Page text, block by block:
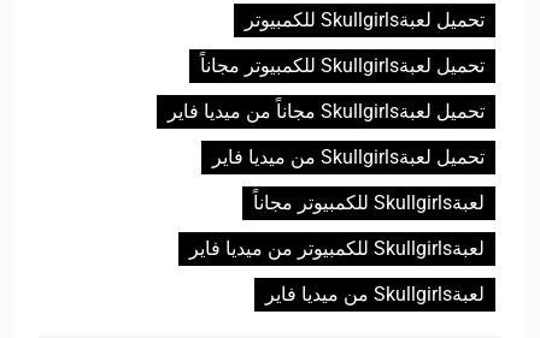
تحميل لعبةSkullgirls للكمبيوتر
تحميل لعبةSkullgirls للكمبيوتر مجاناً
تحميل لعبةSkullgirls مجاناً من ميديا فاير
تحميل لعبةSkullgirls من ميديا فاير
لعبةSkullgirls للكمبيوتر مجاناً
لعبةSkullgirls للكمبيوتر من ميديا فاير
لعبةSkullgirls من ميديا فاير